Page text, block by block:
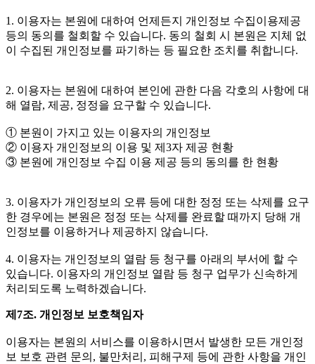
1. 이용자는 본원에 대하여 언제든지 개인정보 수집이용제공
등의 동의를 철회할 수 있습니다. 동의 철회 시 본원은 지체 없
이 수집된 개인정보를 파기하는 등 필요한 조치를 취합니다.
2. 이용자는 본원에 대하여 본인에 관한 다음 각호의 사항에 대
해 열람, 제공, 정정을 요구할 수 있습니다.
① 본원이 가지고 있는 이용자의 개인정보
② 이용자 개인정보의 이용 및 제3자 제공 현황
③ 본원에 개인정보 수집 이용 제공 등의 동의를 한 현황
3. 이용자가 개인정보의 오류 등에 대한 정정 또는 삭제를 요구
한 경우에는 본원은 정정 또는 삭제를 완료할 때까지 당해 개
인정보를 이용하거나 제공하지 않습니다.
4. 이용자는 개인정보의 열람 등 청구를 아래의 부서에 할 수
있습니다. 이용자의 개인정보 열람 등 청구 업무가 신속하게
처리되도록 노력하겠습니다.
제7조. 개인정보 보호책임자
이용자는 본원의 서비스를 이용하시면서 발생한 모든 개인정
보 보호 관련 문의, 불만처리, 피해구제 등에 관한 사항을 개인